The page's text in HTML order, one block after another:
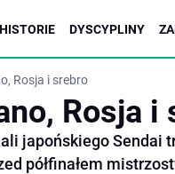
HISTORIE DYSCYPLINY
Rosja i srebro
Rosja i
japońskiego Sendai
półfinałem